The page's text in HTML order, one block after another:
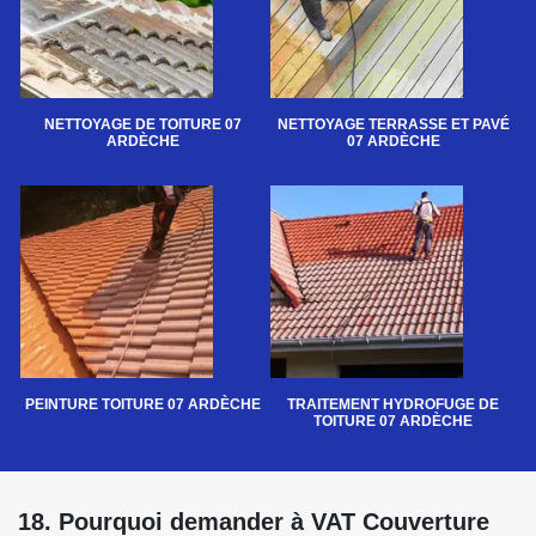
NETTOYAGE DE TOITURE 07
ARDÈCHE
NETTOYAGE TERRASSE ET PAVÉ
07 ARDÈCHE
PEINTURE TOITURE 07 ARDÈCHE
TRAITEMENT HYDROFUGE DE
TOITURE 07 ARDÈCHE
18. Pourquoi demander à VAT Couverture